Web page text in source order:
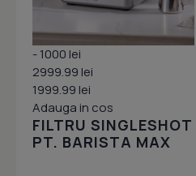
- 1000 lei
2999.99 lei
1999.99 lei
Adauga in cos
FILTRU
PT. BARISTA MAX